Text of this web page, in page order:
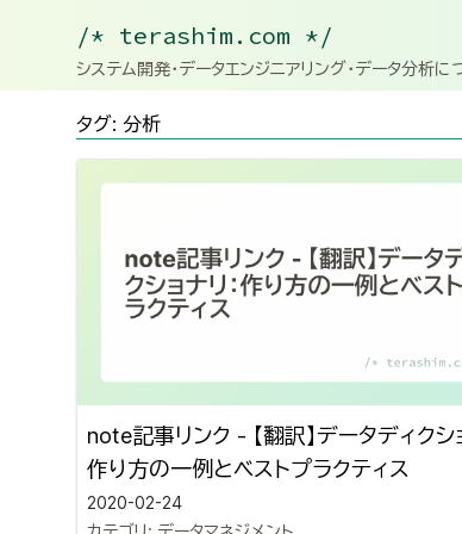
/* terashim.com */
システム開発・データエンジニアリング・データ分析
タグ: 分析
note記事リンク - 【翻訳】データディクシ
作り方の一例とベストプラクティス
2020-02-24